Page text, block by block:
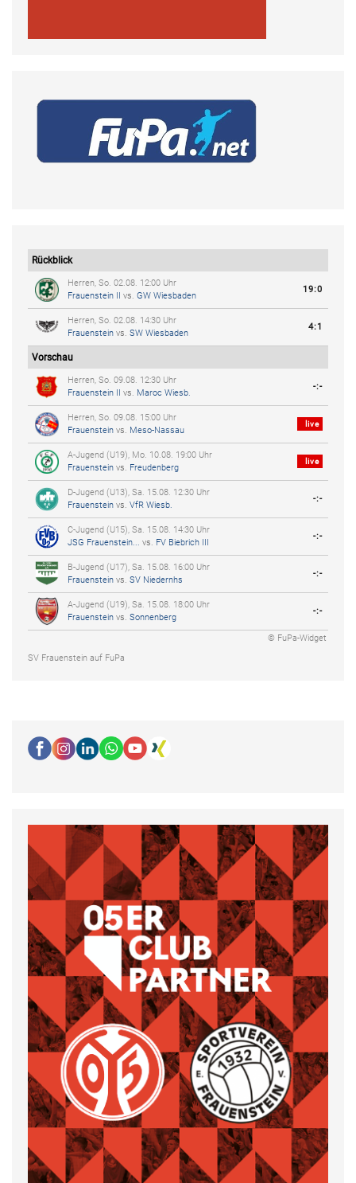
Rückblick
Herren, So. 02.08. 12:00 Uhr
Frauenstein II vs. GW Wiesbaden
19:0
Herren, So. 02.08. 14:30 Uhr
Frauenstein vs. SW Wiesbaden
4:1
Vorschau
Herren, So. 09.08. 12:30 Uhr
Frauenstein II vs. Maroc Wiesb.
-:-
Herren, So. 09.08. 15:00 Uhr
Frauenstein vs. Meso-Nassau
live
A-Jugend (U19), Mo. 10.08. 19:00 Uhr
Frauenstein vs. Freudenberg
live
D-Jugend (U13), Sa. 15.08. 12:30 Uhr
Frauenstein vs. VfR Wiesb.
-:-
C-Jugend (U15), Sa. 15.08. 14:30 Uhr
JSG Frauenstein... vs. FV Biebrich III
-:-
B-Jugend (U17), Sa. 15.08. 16:00 Uhr
Frauenstein vs. SV Niedernhs
-:-
A-Jugend (U19), Sa. 15.08. 18:00 Uhr
Frauenstein vs. Sonnenberg
-:-
© FuPa-Widget
SV Frauenstein auf FuPa